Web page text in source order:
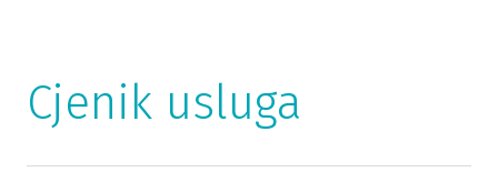
Cjenik usluga